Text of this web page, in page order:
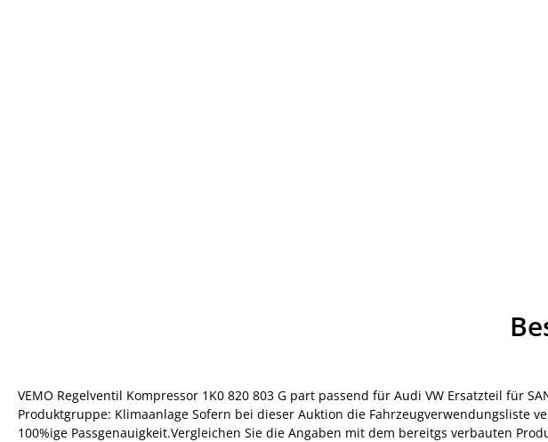
VEMO Regelventil Kompressor 1K0 820 803 G part passend für Audi VW Ersatzteil für
Produktgruppe: Klimaanlage Sofern bei dieser Auktion die Fahrzeugverwendungsliste
100%ige Passgenauigkeit.Vergleichen Sie die Angaben mit dem bereitgs verbauten